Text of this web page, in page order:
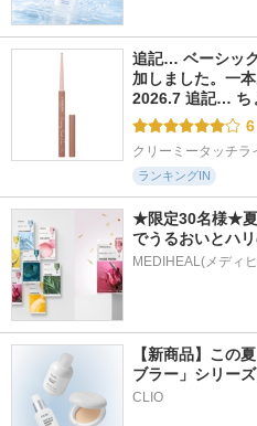
追記… ベーシッ
加しました。一
2026.7 追記… ち
6
クリーミータッチラ
ランキングIN
★限定30名様★夏
でうるおいとハ
MEDIHEAL(メディ
【新商品】この
ブラー」シリー
CLIO